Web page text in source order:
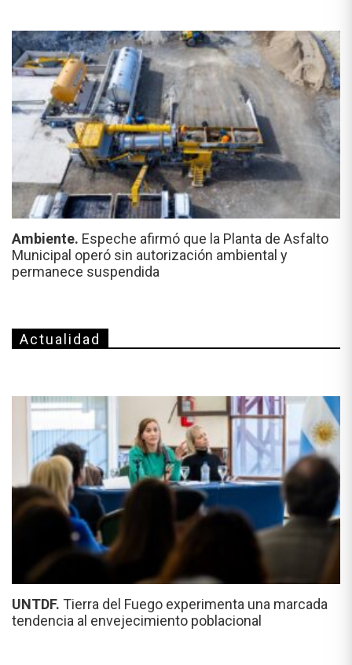
Ambiente. Espeche afirmó que la Planta de Asfalto
Municipal operó sin autorización ambiental y
permanece suspendida
Actualidad
UNTDF. Tierra del Fuego experimenta una marcada
tendencia al envejecimiento poblacional